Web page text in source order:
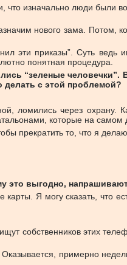
изначально люди были
нового зама. Потом,
эти приказы”. Суть
понятная процедура.
“зеленые человечки”.
делать с этой проблемой?
через охрану.
которые на
прекратить то, что я
это выгодно,
Я могу сказать, что
собственников этих
примерно